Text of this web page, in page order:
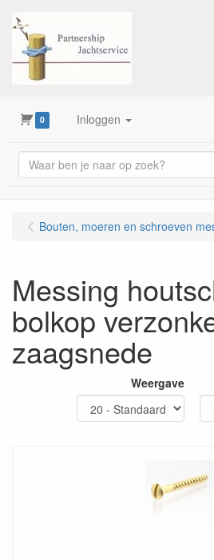
0 Inloggen
Bouten, moeren en schroeven
Messing
bolkop
zaagsnede
Weergave